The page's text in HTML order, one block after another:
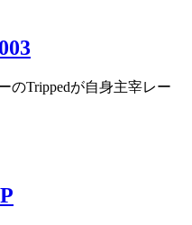
のTrippedが自身主宰レー